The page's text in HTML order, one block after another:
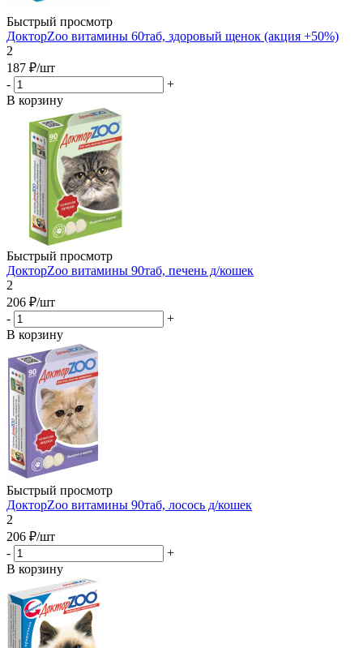
Быстрый просмотр
ДокторZoo витамины 60таб, здоровый щенок (акция +50%)
2
187 ₽/шт
-
+
В корзину
Быстрый просмотр
ДокторZoo витамины 90таб, печень д/кошек
2
206 ₽/шт
-
+
В корзину
Быстрый просмотр
ДокторZoo витамины 90таб, лосось д/кошек
2
206 ₽/шт
-
+
В корзину